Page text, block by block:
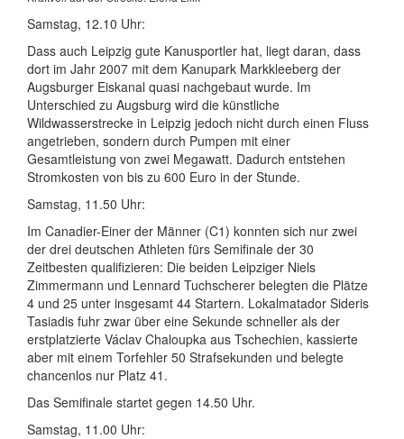
Samstag, 12.10 Uhr:
Dass auch Leipzig gute Kanusportler hat, liegt daran, dass
dort im Jahr 2007 mit dem Kanupark Markkleeberg der
Augsburger Eiskanal quasi nachgebaut wurde. Im
Unterschied zu Augsburg wird die künstliche
Wildwasserstrecke in Leipzig jedoch nicht durch einen Fluss
angetrieben, sondern durch Pumpen mit einer
Gesamtleistung von zwei Megawatt. Dadurch entstehen
Stromkosten von bis zu 600 Euro in der Stunde.
Samstag, 11.50 Uhr:
Im Canadier-Einer der Männer (C1) konnten sich nur zwei
der drei deutschen Athleten fürs Semifinale der 30
Zeitbesten qualifizieren: Die beiden Leipziger Niels
Zimmermann und Lennard Tuchscherer belegten die Plätze
4 und 25 unter insgesamt 44 Startern. Lokalmatador Sideris
Tasiadis fuhr zwar über eine Sekunde schneller als der
erstplatzierte Václav Chaloupka aus Tschechien, kassierte
aber mit einem Torfehler 50 Strafsekunden und belegte
chancenlos nur Platz 41.
Das Semifinale startet gegen 14.50 Uhr.
Samstag, 11.00 Uhr: